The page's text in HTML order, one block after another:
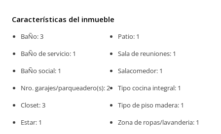
Características del inmueble
BaÑo: 3
BaÑo de servicio: 1
BaÑo social: 1
Nro. garajes/parqueadero(s): 2
Closet: 3
Estar: 1
Patio: 1
Sala de reuniones: 1
Salacomedor: 1
Tipo cocina integral: 1
Tipo de piso madera: 1
Zona de ropas/lavanderia: 1